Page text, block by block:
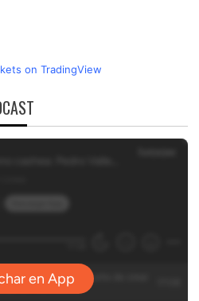
on TradingView